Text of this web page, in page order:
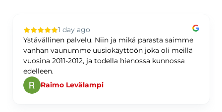
1 day ago
Ystävällinen palvelu. Niin ja mikä parasta saimme
vanhan vaunumme uusiokäyttöön joka oli meillä
vuosina 2011-2012, ja todella hienossa kunnossa
edelleen.
Raimo Levälampi